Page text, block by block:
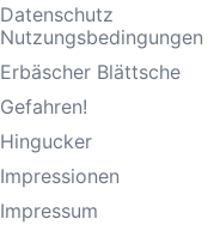
Datenschutz
Nutzungsbedingungen
Erbäscher Blättsche
Gefahren!
Hingucker
Impressionen
Impressum